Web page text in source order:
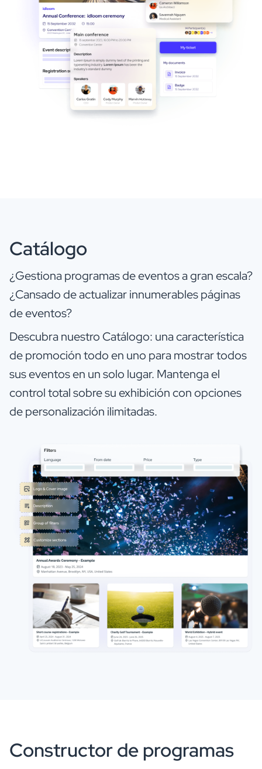
Catálogo
¿Gestiona programas de eventos a gran escala?
¿Cansado de actualizar innumerables páginas
de eventos?
Descubra nuestro Catálogo: una característica
de promoción todo en uno para mostrar todos
sus eventos en un solo lugar. Mantenga el
control total sobre su exhibición con opciones
de personalización ilimitadas.
Constructor de programas